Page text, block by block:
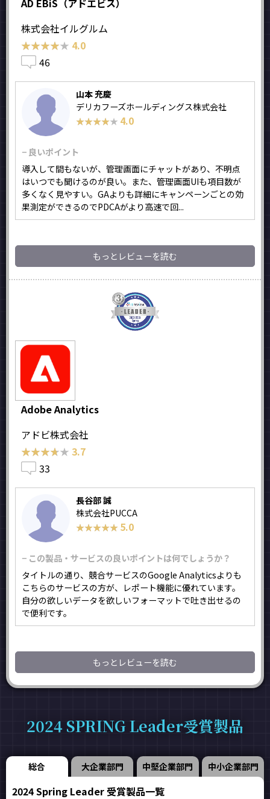
AD EBiS（アドエビス）
株式会社イルグルム
★★★★★
★★★★★ 4.0
46
山本 充慶
デリカフーズホールディングス株式会社
★★★★★
★★★★★ 4.0
− 良いポイント
導入して間もないが、管理画面にチャットがあり、不明点
はいつでも聞けるのが良い。また、管理画面UIも項目数が
多くなく見やすい。GAよりも詳細にキャンペーンごとの効
果測定ができるのでPDCAがより高速で回...
もっとレビューを読む
Adobe Analytics
アドビ株式会社
★★★★★
★★★★★ 3.7
33
長谷部 誠
株式会社PUCCA
★★★★★
★★★★★ 5.0
− この製品・サービスの良いポイントは何でしょうか？
タイトルの通り、競合サービスのGoogle Analyticsよりも
こちらのサービスの方が、レポート機能に優れています。
自分の欲しいデータを欲しいフォーマットで吐き出せるの
で便利です。
もっとレビューを読む
2024 SPRING Leader受賞製品
総合 大企業部門 中堅企業部門 中小企業部門
2024 Spring Leader 受賞製品一覧